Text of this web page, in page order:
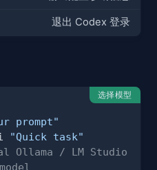
退出 Codex 登录
选择模型
prompt"
"Quick task"
Ollama / LM Studio